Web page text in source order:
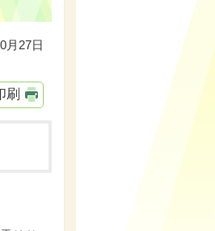
月27日
刷